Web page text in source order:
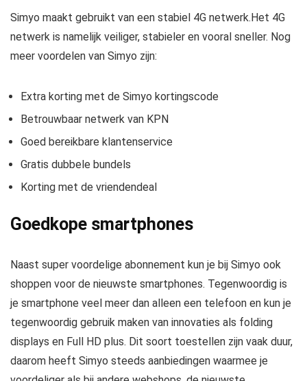
Simyo maakt gebruikt van een stabiel 4G netwerk.Het 4G
netwerk is namelijk veiliger, stabieler en vooral sneller. Nog
meer voordelen van Simyo zijn:
Extra korting met de Simyo kortingscode
Betrouwbaar netwerk van KPN
Goed bereikbare klantenservice
Gratis dubbele bundels
Korting met de vriendendeal
Goedkope smartphones
Naast super voordelige abonnement kun je bij Simyo ook
shoppen voor de nieuwste smartphones. Tegenwoordig is
je smartphone veel meer dan alleen een telefoon en kun je
tegenwoordig gebruik maken van innovaties als folding
displays en Full HD plus. Dit soort toestellen zijn vaak duur,
daarom heeft Simyo steeds aanbiedingen waarmee je